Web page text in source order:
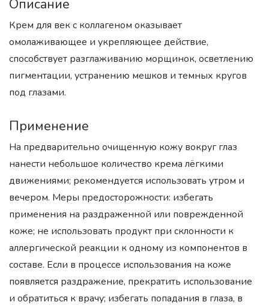
Описание
Крем для век с коллагеном оказывает
омолаживающее и укрепляющее действие,
способствует разглаживанию морщинок, осветлению
пигментации, устранению мешков и темных кругов
под глазами.
Применение
На предварительно очищенную кожу вокруг глаз
нанести небольшое количество крема лёгкими
движениями; рекомендуется использовать утром и
вечером. Меры предосторожности: избегать
применения на раздраженной или поврежденной
коже; не использовать продукт при склонности к
аллергической реакции к одному из компонентов в
составе. Если в процессе использования на коже
появляется раздражение, прекратить использование
и обратиться к врачу; избегать попадания в глаза, в